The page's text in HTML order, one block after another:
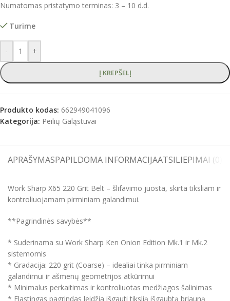
Numatomas pristatymo terminas: 3 – 10 d.d.
Turime
- +
Į KREPŠELĮ
Produkto kodas: 662949041096
Kategorija: Peilių Galąstuvai
APRAŠYMASPAPILDOMA INFORMACIJAATSILIEPIMAI (0)
Work Sharp X65 220 Grit Belt – šlifavimo juosta, skirta tiksliam ir
kontroliuojamam pirminiam galandimui.
**Pagrindinės savybės**
* Suderinama su Work Sharp Ken Onion Edition Mk.1 ir Mk.2
sistemomis
* Gradacija: 220 grit (Coarse) – idealiai tinka pirminiam
galandimui ir ašmenų geometrijos atkūrimui
* Minimalus perkaitimas ir kontroliuotas medžiagos šalinimas
* Elastingas pagrindas leidžia išgauti tikslią išgaubtą briauną